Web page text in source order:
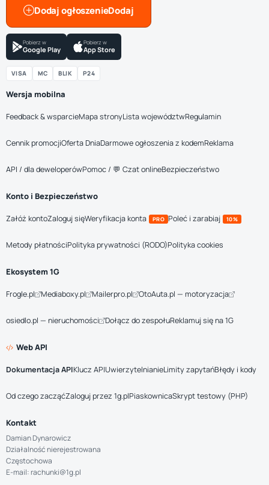
Dodaj ogłoszenie
Pobierz w
Google Play
Pobierz w
App Store
VISA MC BLIK P24
Wersja mobilna
Feedback & wsparcieMapa stronyLista województwRegulamin
Cennik promocjiOferta DniaDarmowe ogłoszenia z kodemReklama
API / dla deweloperówPomoc / 💬 Czat onlineBezpieczeństwo
Konto i Bezpieczeństwo
Załóż kontoZaloguj sięWeryfikacja konta PRO Poleć i zarabiaj 10%
Metody płatnościPolityka prywatności (RODO)Polityka cookies
Ekosystem 1G
Frogle.pl Mediaboxy.pl Mailerpro.pl OtoAuta.pl — motoryzacja
osiedlo.pl — nieruchomości Dołącz do zespołuReklamuj się na 1G
Web API
Dokumentacja APIKlucz APIUwierzytelnianieLimity zapytańBłędy i kody
Od czego zacząćZaloguj przez 1g.plPiaskownicaSkrypt testowy (PHP)
Kontakt
Damian Dynarowicz
Działalność nierejestrowana
Częstochowa
E-mail: rachunki@1g.pl